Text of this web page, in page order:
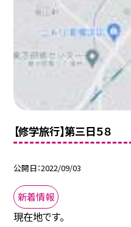
【修学旅行】第三日５８
公開日 2022/09/03
新着情報
現在地です。